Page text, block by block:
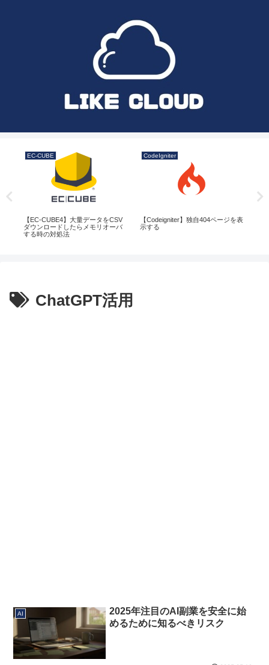
EC-CUBE
【EC-CUBE4】大量データをCSV
ダウンロードしたらメモリオーバ
する時の対処法
CodeIgniter
【Codeigniter】独自404ページを表
示する
ChatGPT活用
AI
2025年注目のAI副業を安全に始
めるために知るべきリスク